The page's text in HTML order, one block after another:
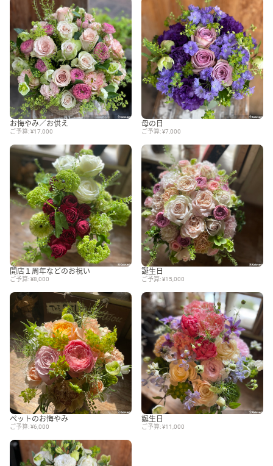
お悔やみ／お供え
ご予算: ¥17,000
母の日
ご予算: ¥7,000
開店１周年などのお祝い
ご予算: ¥8,000
誕生日
ご予算: ¥15,000
ペットのお悔やみ
ご予算: ¥6,000
誕生日
ご予算: ¥11,000